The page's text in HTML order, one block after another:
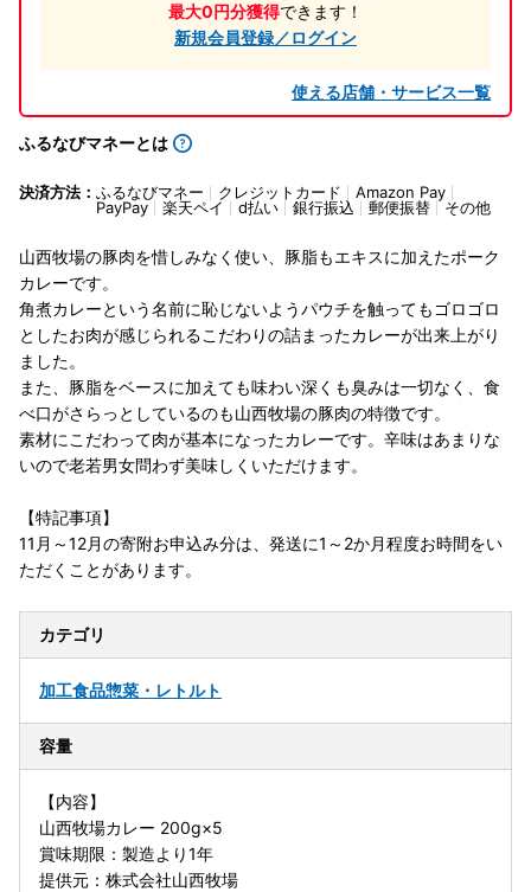
最大0円分獲得できます！
新規会員登録／ログイン
使える店舗・サービス一覧
ふるなびマネーとは
決済方法： ふるなびマネー クレジットカード
Amazon Pay
PayPay
楽天ペイ d払い 銀行振込 郵便振替 その他
山西牧場の豚肉を惜しみなく使い、豚脂もエキスに加えたポーク
カレーです。
角煮カレーという名前に恥じないようパウチを触ってもゴロゴロ
としたお肉が感じられるこだわりの詰まったカレーが出来上がり
ました。
また、豚脂をベースに加えても味わい深くも臭みは一切なく、食
べ口がさらっとしているのも山西牧場の豚肉の特徴です。
素材にこだわって肉が基本になったカレーです。辛味はあまりな
いので老若男女問わず美味しくいただけます。
【特記事項】
11月～12月の寄附お申込み分は、発送に1～2か月程度お時間をい
ただくことがあります。
カテゴリ
加工食品惣菜・レトルト
容量
【内容】
山西牧場カレー 200g×5
賞味期限：製造より1年
提供元：株式会社山西牧場